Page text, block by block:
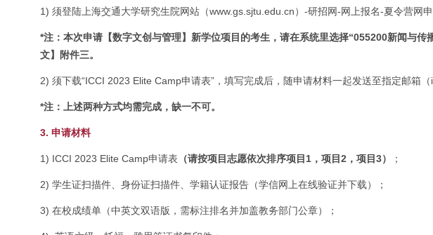
1) 须登陆上海交通大学研究生院网站（www.gs.sjtu.edu.cn）-研招网-网上报名-夏令营网
*注：本次申请【数字文创与管理】新学位项目的考生，请在系统里选择“055200新闻与
文】附件三。
2) 须下载“ICCI 2023 Elite Camp申请表”，填写完成后，随申请材料一起发送至指定邮箱（
*注：上述两种方式均需完成，缺一不可。
3. 申请材料
1) ICCI 2023 Elite Camp申请表 （请按项目志愿依次排序项目1，项目2，项目3） ；
2) 学生证扫描件、身份证扫描件、学籍认证报告（学信网上在线验证并下载）；
3) 在校成绩单（中英文双语版，需标注排名并加盖教务部门公章）；